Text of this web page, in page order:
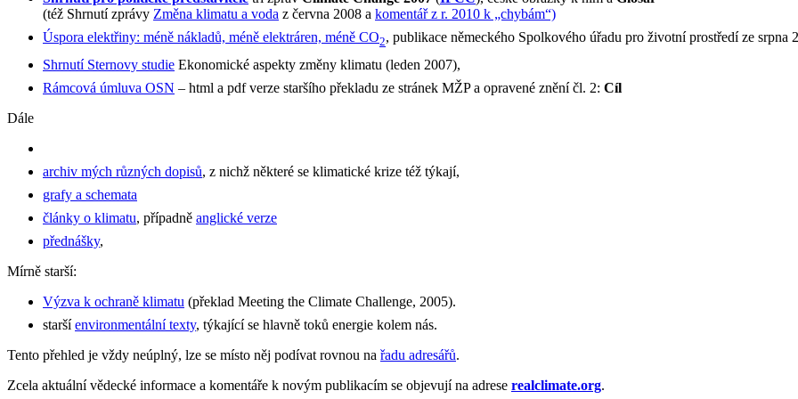
(též Shrnutí zprávy Změna klimatu a voda z června 2008 a komentář z r. 2010 k „chybám“)
Úspora elektřiny: méně nákladů, méně elektráren, méně CO2, publikace německého Spolkového úřadu pro životní prostředí ze srpna
Shrnutí Sternovy studie Ekonomické aspekty změny klimatu (leden 2007),
Rámcová úmluva OSN – html a pdf verze staršího překladu ze stránek MŽP a opravené znění čl. 2: Cíl
Dále
archiv mých různých dopisů, z nichž některé se klimatické krize též týkají,
grafy a schemata
články o klimatu, případně anglické verze
přednášky,
Mírně starší:
Výzva k ochraně klimatu (překlad Meeting the Climate Challenge, 2005).
staršíenvironmentální texty, týkající se hlavně toků energie kolem nás.
Tento přehled je vždy neúplný, lze se místo něj podívat rovnou na řadu adresářů.
Zcela aktuální vědecké informace a komentáře k novým publikacím se objevují na adrese realclimate.org.